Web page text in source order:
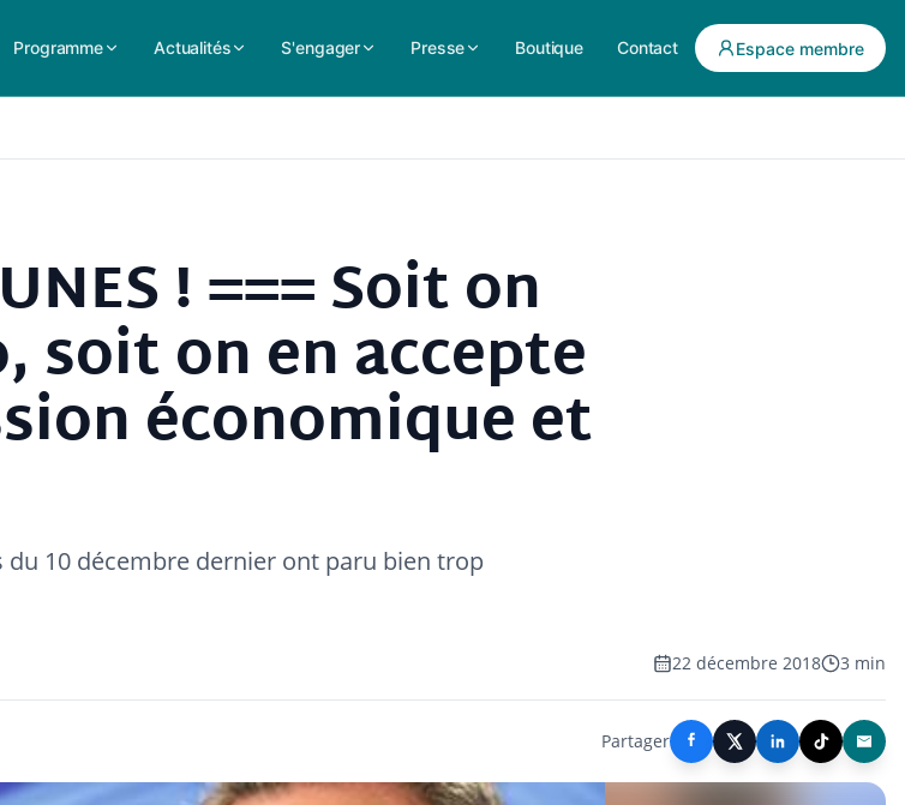
Programme Actualités S'engager Presse Boutique Contact Espace membre
! === Soit on
soit on en accepte
économique et
10 décembre dernier ont paru bien trop
22 décembre 2018 3 min
Partager